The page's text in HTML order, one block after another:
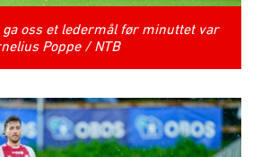
ga oss et ledermål før minuttet var
Poppe / NTB